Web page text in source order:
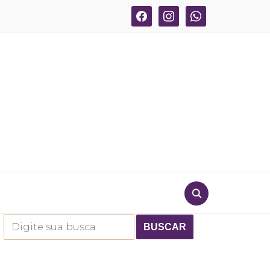
facebook instagram whatsapp